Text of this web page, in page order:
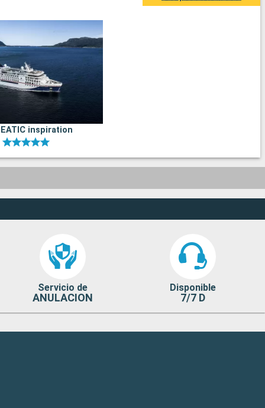
inspiration
Servicio de
ANULACION
Disponible
7/7 D